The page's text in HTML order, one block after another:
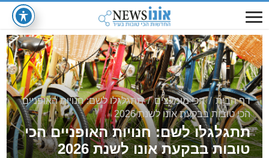
דף הבית / הכי מומלצים / תתגלגלו לשם: חנויות האופניים
הכי טובות בבקעת אונו לשנת 2026
תתגלגלו לשם: חנויות האופניים הכי
טובות בבקעת אונו לשנת 2026